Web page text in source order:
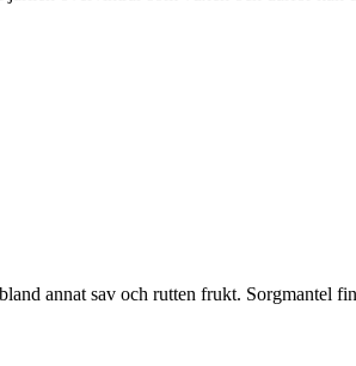
annat sav och rutten frukt. Sorgmantel